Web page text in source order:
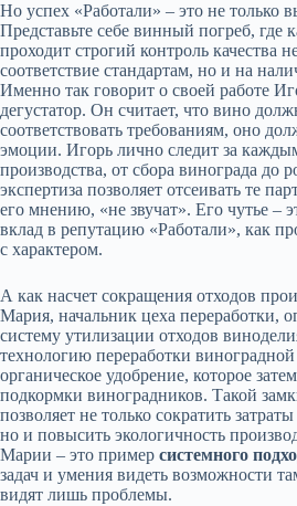
Но успех «Работали» – это не только
Представьте себе винный погреб, где
проходит строгий контроль качества
соответствие стандартам, но и на
Именно так говорит о своей работе
дегустатор. Он считает, что вино
соответствовать требованиям, оно
эмоции. Игорь лично следит за
производства, от сбора винограда до
экспертиза позволяет отсеивать те
его мнению, «не звучат». Его чутье –
вклад в репутацию «Работали», как
с характером.
А как насчет сокращения отходов
Мария, начальник цеха переработки,
систему утилизации отходов
технологию переработки
органическое удобрение, которое
подкормки виноградников. Такой
позволяет не только сократить
но и повысить экологичность
Марии – это пример системного
задач и умения видеть возможности
видят лишь проблемы.